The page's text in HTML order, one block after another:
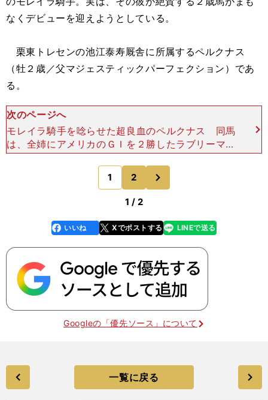
なくデビューを迎えようとしている。
栗東トレセンの池江泰寿厩舎に所属するペルクナス
（牡２歳／父マジェスティックパーフェクション）であ
る。
次のページへ
モレイラ騎手を唸らせた超良血のペルクナス 同馬
は、全姉にアメリカのＧＩを２勝したラブリーマリ
アがいる超良血。そして、この若駒の調教に乗った
モレイラ騎手が、かなりの高評価を口にしたという
のだ。関西競馬専
1 2
1 / 2
faceboo
k
いいね Xでポストする
line LINEで送る
Googleの「優先ソース」について
一覧に戻る